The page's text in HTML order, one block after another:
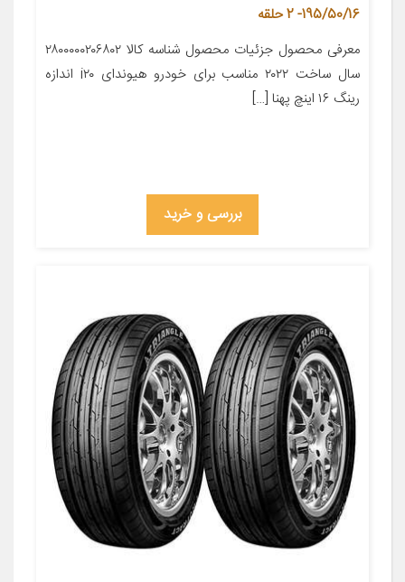
195/50/16- 2 حلقه
معرفی محصول جزئیات محصول شناسه کالا ۲۸۰۰۰۰۰۲۰۶۸۰۲
سال ساخت ۲۰۲۲ مناسب برای خودرو هیوندای i۲۰ اندازه
رینگ ۱۶ اینچ پهنا […]
بررسی و خرید